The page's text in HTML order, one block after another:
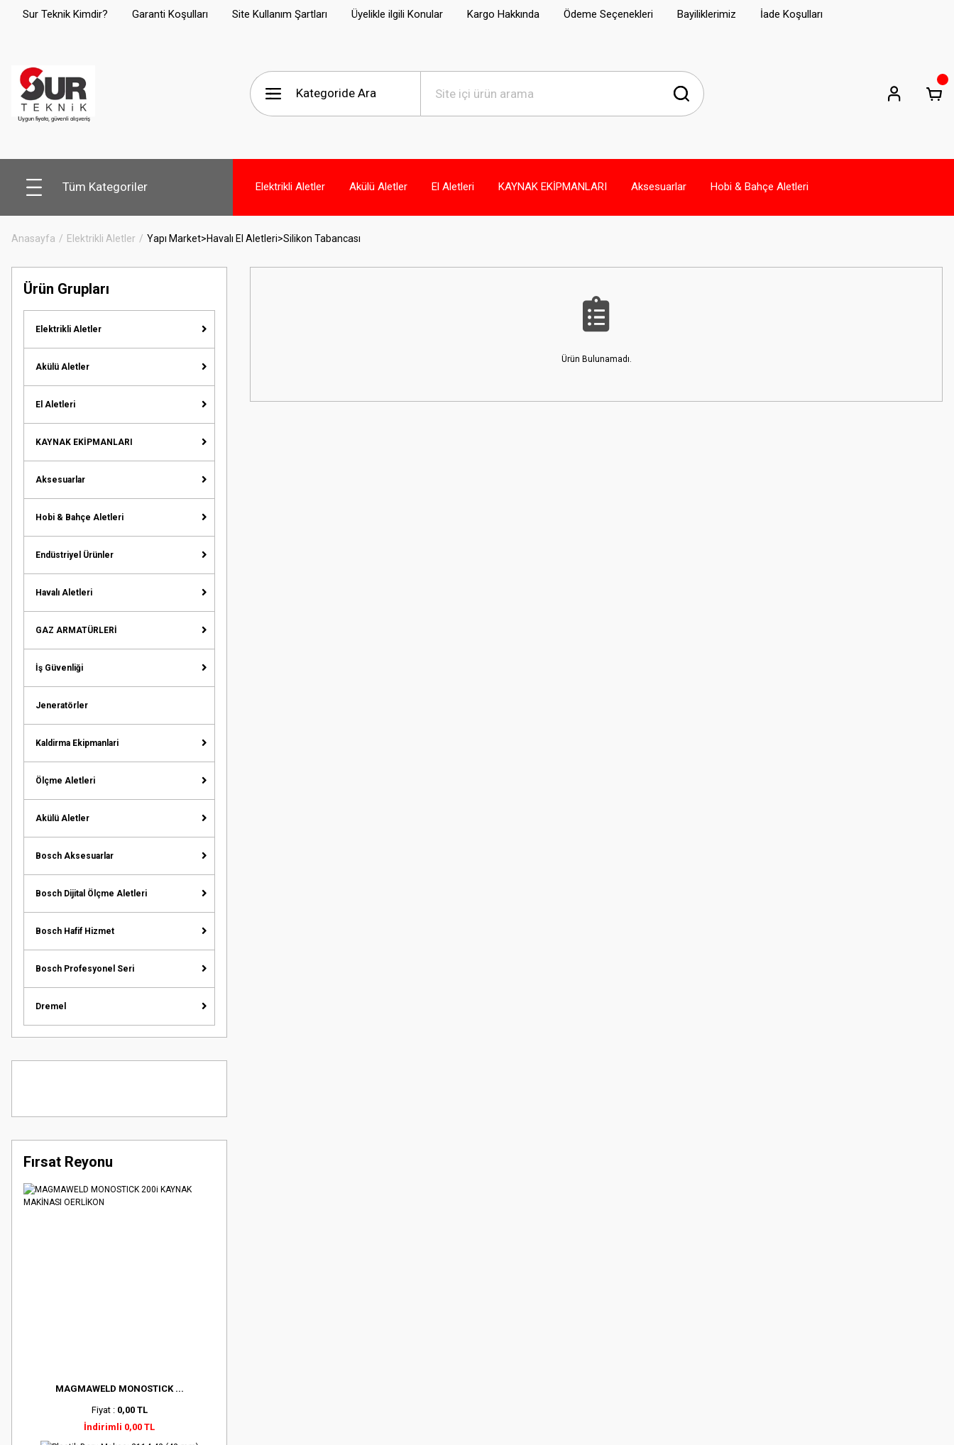
Sur Teknik Kimdir? Garanti Koşulları Site Kullanım Şartları Üyelikle ilgili Konular Kargo Hakkında Ödeme Seçenekleri Bayiliklerimiz İade Koşulları
Tüm Kategoriler Elektrikli Aletler Akülü Aletler El Aletleri KAYNAK EKİPMANLARI Aksesuarlar Hobi & Bahçe Aletleri
Anasayfa Elektrikli Aletler Yapı Market>Havalı El Aletleri>Silikon Tabancası
Ürün Grupları
Elektrikli Aletler
Akülü Aletler
El Aletleri
KAYNAK EKİPMANLARI
Aksesuarlar
Hobi & Bahçe Aletleri
Endüstriyel Ürünler
Havalı Aletleri
GAZ ARMATÜRLERİ
İş Güvenliği
Jeneratörler
Kaldirma Ekipmanlari
Ölçme Aletleri
Akülü Aletler
Bosch Aksesuarlar
Bosch Dijital Ölçme Aletleri
Bosch Hafif Hizmet
Bosch Profesyonel Seri
Dremel
Fırsat Reyonu
MAGMAWELD MONOSTICK ...
Fiyat : 0,00 TL
İndirimli 0,00 TL
Ürün Bulunamadı.